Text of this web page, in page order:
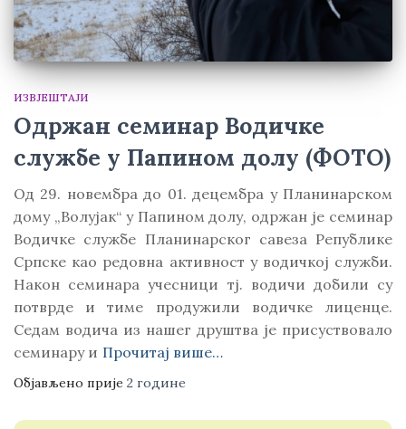
ИЗВЈЕШТАЈИ
Одржан семинар Водичке
службе у Папином долу (ФОТО)
Од 29. новембра до 01. децембра у Планинарском
дому „Волујак“ у Папином долу, одржан је семинар
Водичке службе Планинарског савеза Републике
Српске као редовна активност у водичкој служби.
Након семинара учесници тј. водичи добили су
потврде и тиме продужили водичке лиценце.
Седам водича из нашег друштва је присуствовало
семинару и Прочитај више…
Објављено прије 2 године